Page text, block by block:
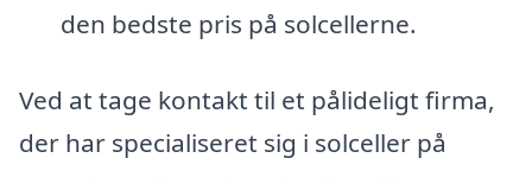
den bedste pris på solcellerne.
Ved at tage kontakt til et pålideligt firma,
der har specialiseret sig i solceller på